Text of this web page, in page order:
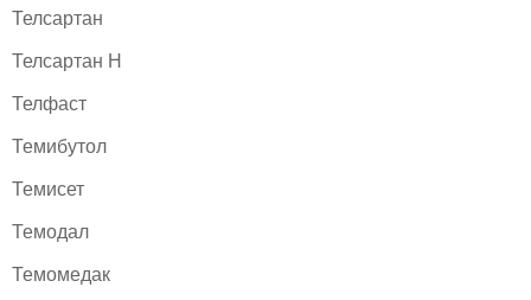
Телсартан
Телсартан H
Телфаст
Темибутол
Темисет
Темодал
Темомедак